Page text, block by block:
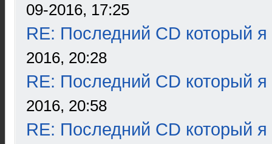
09-2016, 17:25
RE: Последний CD который я
2016, 20:28
RE: Последний CD который я
2016, 20:58
RE: Последний CD который я